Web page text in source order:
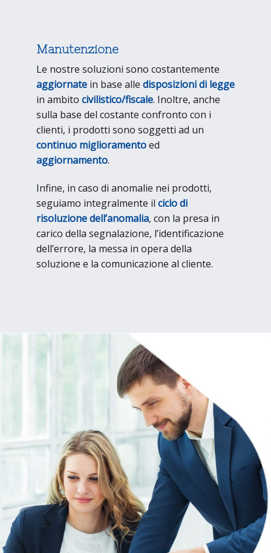
Manutenzione
Le nostre soluzioni sono costantemente
aggiornate in base alle disposizioni di legge
in ambito civilistico/fiscale. Inoltre, anche
sulla base del costante confronto con i
clienti, i prodotti sono soggetti ad un
continuo miglioramentoed
aggiornamento.
Infine, in caso di anomalie nei prodotti,
seguiamo integralmente il ciclo di
risoluzione dell’anomalia, con la presa in
carico della segnalazione, l’identificazione
dell’errore, la messa in opera della
soluzione e la comunicazione al cliente.